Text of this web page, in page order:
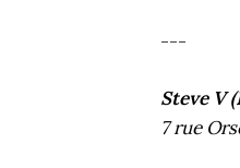
---
Steve V
7 rue